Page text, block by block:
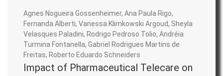
Farmacoeconomia e sua aplicação, além de propiciar o
intercâmbio de conhecimentos entre pesquisadores,
profissionais e gestores da saúde e debater sobre
métodos e políticas públicas do Sistema Único de Saúde.
Agnes Nogueira Gossenheimer, Ana Paula Rigo,
Fernanda Alberti, Vanessa Klimkowski Argoud, Sheyla
Velasques Paladini, Rodrigo Pedroso Tolio, Andréia
Turmina Fontanella, Gabriel Rodrigues Martins de
Freitas, Roberto Eduardo Schneiders
Impact of Pharmaceutical Telecare on